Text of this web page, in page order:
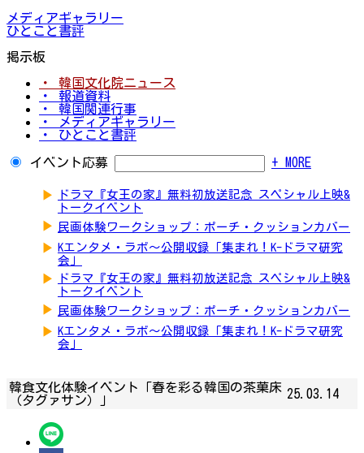
メディアギャラリー
ひとこと書評
掲示板
・ 韓国文化院ニュース
・ 報道資料
・ 韓国関連行事
・ メディアギャラリー
・ ひとこと書評
イベント応募 + MORE
▶
ドラマ『女王の家』無料初放送記念 スペシャル上映&
トークイベント
▶ 民画体験ワークショップ：ポーチ・クッションカバー
▶ Kエンタメ・ラボ～公開収録「集まれ！K-ドラマ研究
会」
▶
ドラマ『女王の家』無料初放送記念 スペシャル上映&
トークイベント
▶ 民画体験ワークショップ：ポーチ・クッションカバー
▶ Kエンタメ・ラボ～公開収録「集まれ！K-ドラマ研究
会」
韓食文化体験イベント「春を彩る韓国の茶菓床
（タグァサン）」
25.03.14